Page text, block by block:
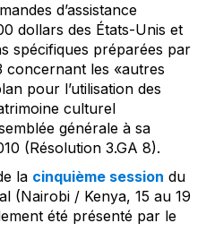
d’assistance
dollars des États-Unis et
spécifiques préparées par
concernant les «autres
pour l’utilisation des
culturel
générale à sa
(Résolution 3.GA 8).
la cinquième session du
(Nairobi / Kenya, 15 au 19
été présenté par le